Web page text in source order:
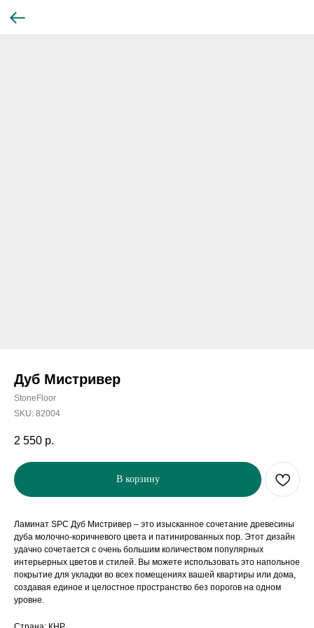
Дуб Мистривер
StoneFloor
SKU: 82004
2 550 р.
В корзину
Ламинат SPC Дуб Мистривер – это изысканное сочетание древесины
дуба молочно-коричневого цвета и патинированных пор. Этот дизайн
удачно сочетается с очень большим количеством популярных
интерьерных цветов и стилей. Вы можете использовать это напольное
покрытие для укладки во всех помещениях вашей квартиры или дома,
создавая единое и целостное пространство без порогов на одном
уровне.